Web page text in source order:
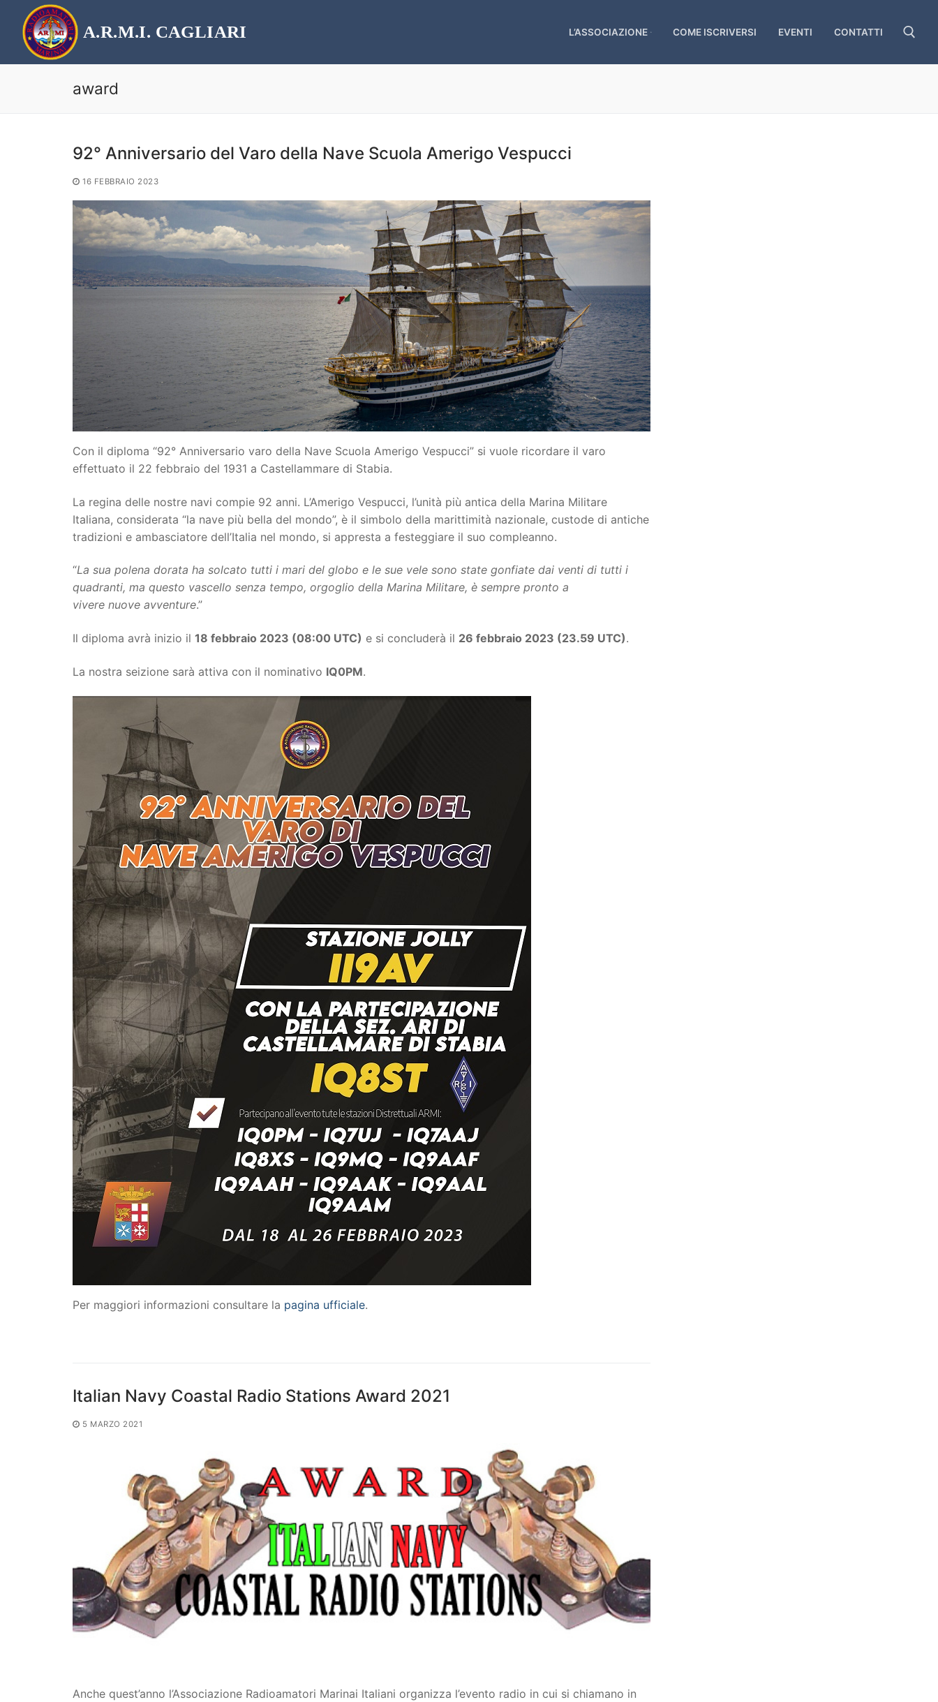
contenuto
A.R.M.I. CAGLIARI L’ASSOCIAZIONE COME ISCRIVERSI EVENTI CONTATTI
award
92° Anniversario del Varo della Nave Scuola Amerigo Vespucci
16 FEBBRAIO 2023
Con il diploma “92° Anniversario varo della Nave Scuola Amerigo Vespucci” si vuole ricordare il varo
effettuato il 22 febbraio del 1931 a Castellammare di Stabia.
La regina delle nostre navi compie 92 anni. L’Amerigo Vespucci, l’unità più antica della Marina Militare
Italiana, considerata “la nave più bella del mondo”, è il simbolo della marittimità nazionale, custode di antiche
tradizioni e ambasciatore dell’Italia nel mondo, si appresta a festeggiare il suo compleanno.
“La sua polena dorata ha solcato tutti i mari del globo e le sue vele sono state gonfiate dai venti di tutti i
quadranti, ma questo vascello senza tempo, orgoglio della Marina Militare, è sempre pronto a
vivere nuove avventure.”
Il diploma avrà inizio il 18 febbraio 2023 (08:00 UTC) e si concluderà il 26 febbraio 2023 (23.59 UTC).
La nostra seizione sarà attiva con il nominativo IQ0PM.
Per maggiori informazioni consultare la pagina ufficiale.
Italian Navy Coastal Radio Stations Award 2021
5 MARZO 2021
Anche quest’anno l’Associazione Radioamatori Marinai Italiani organizza l’evento radio in cui si chiamano in